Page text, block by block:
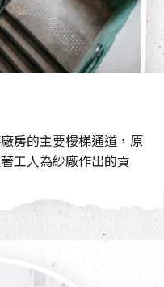
房的主要樓梯通道，原
工人為紗廠作出的貢